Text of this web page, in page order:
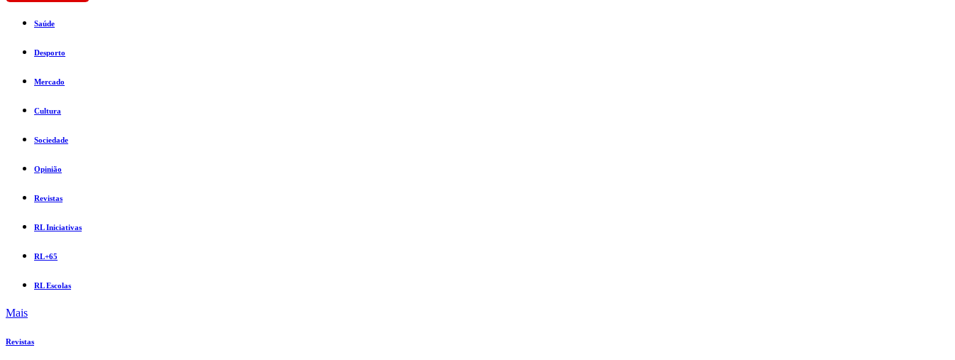
Saúde
Desporto
Mercado
Cultura
Sociedade
Opinião
Revistas
RL Iniciativas
RL+65
RL Escolas
Mais
Revistas